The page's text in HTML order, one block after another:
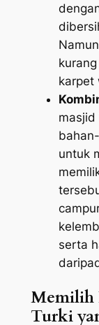
karpet
masjid
untuk
serta
Memilih
Turki